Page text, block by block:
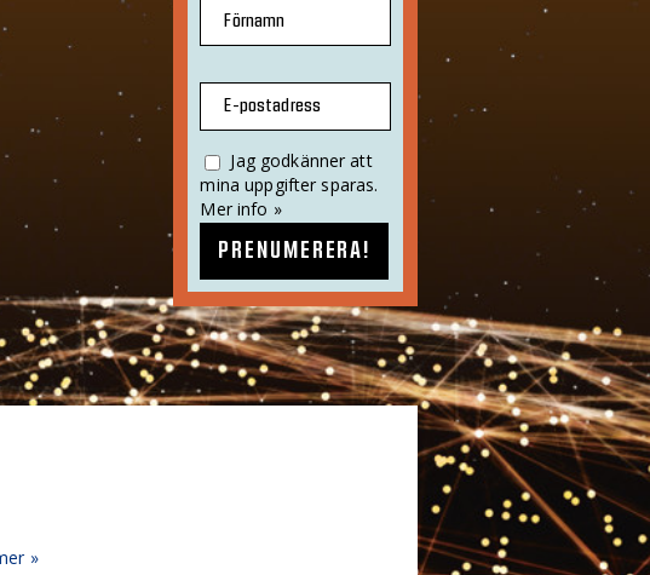
Förnamn
E-postadress
Jag godkänner att
mina uppgifter sparas.
Mer info »
PRENUMERERA!
»